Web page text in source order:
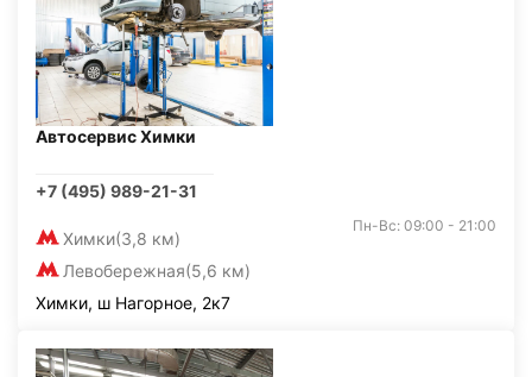
Автосервис Химки
+7 (495) 989-21-31
Химки(3,8 км)
Левобережная(5,6 км)
Пн-Вс: 09:00 - 21:00
Химки, ш Нагорное, 2к7